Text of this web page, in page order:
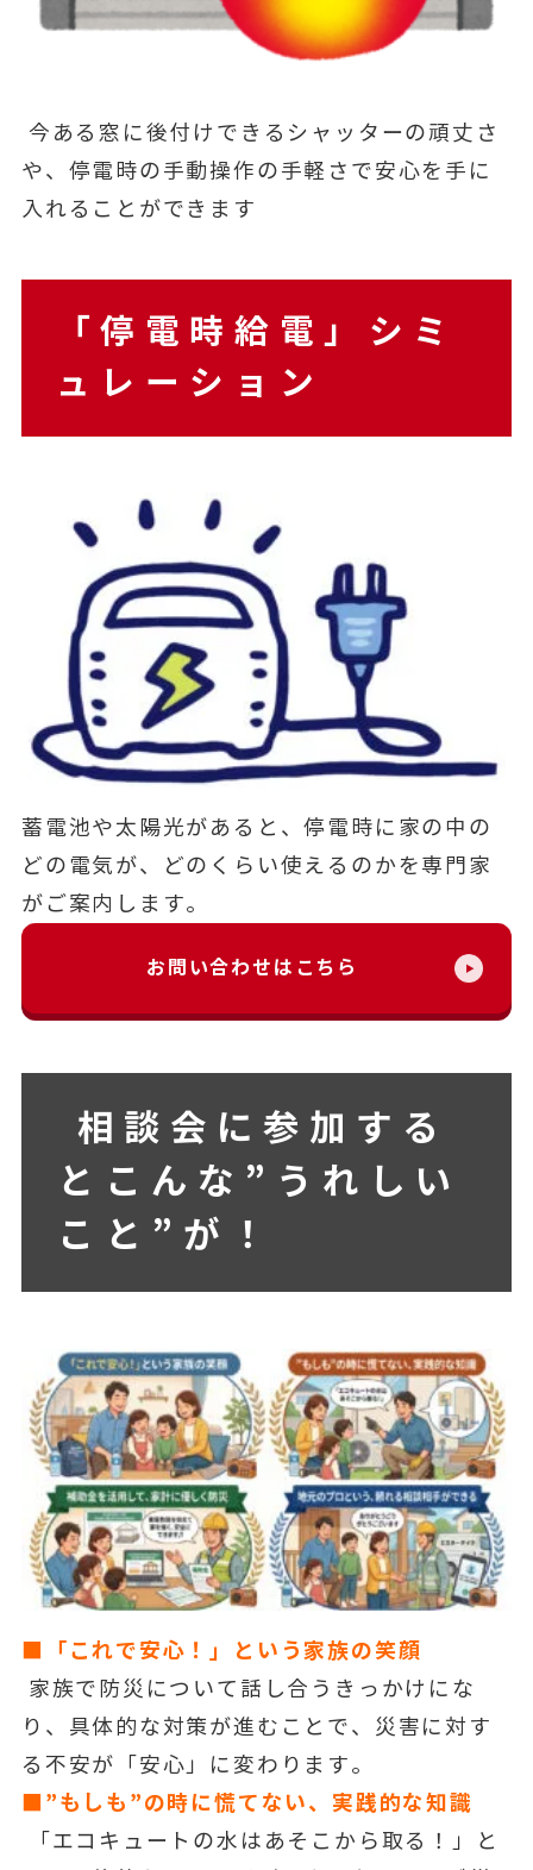
今ある窓に後付けできるシャッターの頑丈さ
や、停電時の手動操作の手軽さで安心を手に
入れることができます
「停電時給電」シミ
ュレーション
蓄電池や太陽光があると、停電時に家の中の
どの電気が、どのくらい使えるのかを専門家
がご案内します。
お問い合わせはこちら
相談会に参加する
とこんな”うれしい
こと”が！
■「これで安心！」という家族の笑顔
家族で防災について話し合うきっかけにな
り、具体的な対策が進むことで、災害に対す
る不安が「安心」に変わります。
■”もしも”の時に慌てない、実践的な知識
「エコキュートの水はあそこから取る！」と